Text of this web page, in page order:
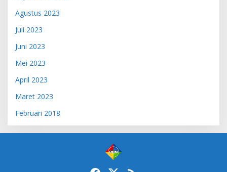
Agustus 2023
Juli 2023
Juni 2023
Mei 2023
April 2023
Maret 2023
Februari 2018